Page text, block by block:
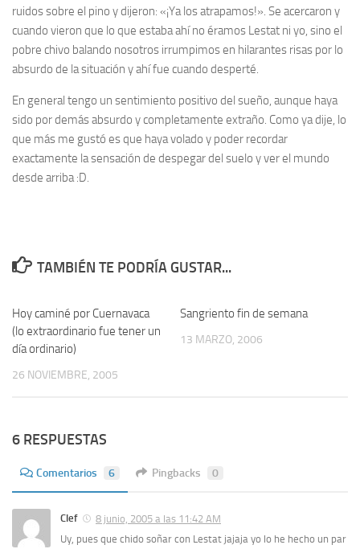
ruidos sobre el pino y dijeron: «¡Ya los atrapamos!». Se acercaron y
cuando vieron que lo que estaba ahí no éramos Lestat ni yo, sino el
pobre chivo balando nosotros irrumpimos en hilarantes risas por lo
absurdo de la situación y ahí fue cuando desperté.
En general tengo un sentimiento positivo del sueño, aunque haya
sido por demás absurdo y completamente extraño. Como ya dije, lo
que más me gustó es que haya volado y poder recordar
exactamente la sensación de despegar del suelo y ver el mundo
desde arriba :D.
TAMBIÉN TE PODRÍA GUSTAR...
Hoy caminé por Cuernavaca
(lo extraordinario fue tener un
día ordinario)
26 NOVIEMBRE, 2005
Sangriento fin de semana
13 MARZO, 2006
6 RESPUESTAS
Comentarios 6 Pingbacks 0
Clef
8 junio, 2005 a las 11:42 AM
Uy, pues que chido soñar con Lestat jajaja yo lo he hecho un par